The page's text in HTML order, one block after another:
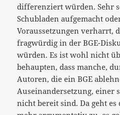
differenziert würden. Sehr
Schubladen aufgemacht
Voraussetzungen verharrt,
fragwürdig in der BGE-
würden. Es ist wohl nicht
behaupten, dass manche,
Autoren, die ein BGE
Auseinandersetzung, einer
nicht bereit sind. Da geht